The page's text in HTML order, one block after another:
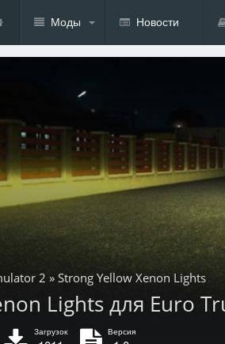
Моды Новости
2 » Strong Yellow Xenon Lights
Lights для Euro
Загрузок Версия